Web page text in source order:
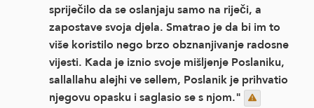
spriječilo da se oslanjaju samo na riječi, a
zapostave svoja djela. Smatrao je da bi im to
više koristilo nego brzo obznanjivanje radosne
vijesti. Kada je iznio svoje mišljenje Poslaniku,
sallallahu alejhi ve sellem, Poslanik je prihvatio
njegovu opasku i saglasio se s njom."